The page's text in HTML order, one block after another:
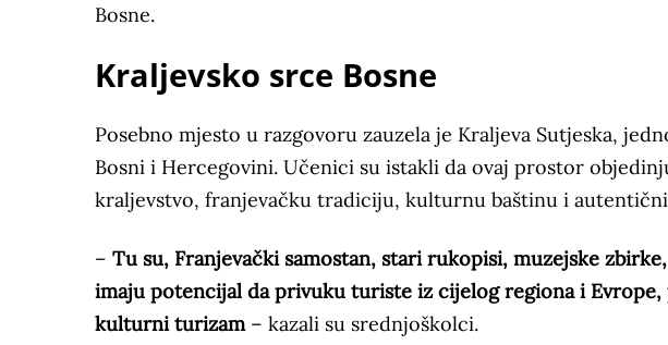
Bosne.
Kraljevsko srce Bosne
Posebno mjesto u razgovoru zauzela je Kraljeva Sutjeska,
Bosni i Hercegovini. Učenici su istakli da ovaj prostor
kraljevstvo, franjevačku tradiciju, kulturnu baštinu i
– Tu su, Franjevački samostan, stari rukopisi, muzejske
imaju potencijal da privuku turiste iz cijelog regiona i
kulturni turizam– kazali su srednjoškolci.